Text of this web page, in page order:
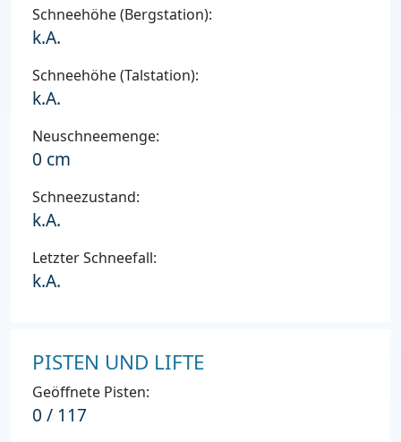
Schneehöhe (Bergstation):
k.A.
Schneehöhe (Talstation):
k.A.
Neuschneemenge:
0 cm
Schneezustand:
k.A.
Letzter Schneefall:
k.A.
PISTEN UND LIFTE
Geöffnete Pisten:
0 / 117